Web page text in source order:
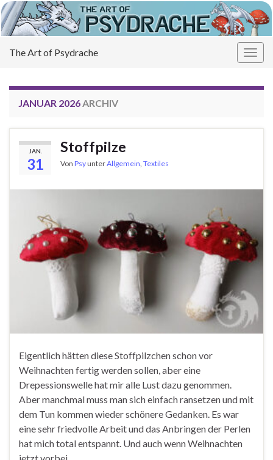
The Art of Psydrache
JANUAR 2026ARCHIV
JAN.
31
Stoffpilze
Von PsyunterAllgemein Textiles
Eigentlich hätten diese Stoffpilzchen schon vor
Weihnachten fertig werden sollen, aber eine
Drepessionswelle hat mir alle Lust dazu genommen.
Aber manchmal muss man sich einfach ransetzen und mit
dem Tun kommen wieder schönere Gedanken. Es war
eine sehr friedvolle Arbeit und das Anbringen der Perlen
hat mich total entspannt. Und auch wenn Weihnachten
jetzt vorbei …